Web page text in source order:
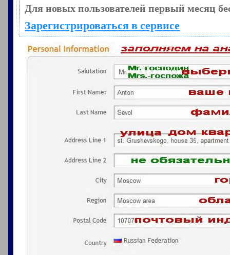
Для новых пользователей первый месяц
Зарегистрироваться в сервисе